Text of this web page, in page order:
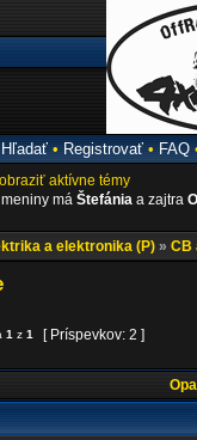
Hľadať• Registrovať• FAQ
aktívne témy
má Štefánia a zajtra
a elektronika (P) » CB
1 z 1 [ Príspevkov: 2 ]